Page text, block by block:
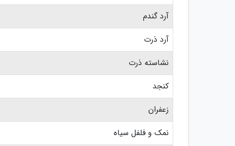
آرد گندم
آرد ذرت
نشاسته ذرت
کنجد
زعفران
نمک و فلفل سیاه